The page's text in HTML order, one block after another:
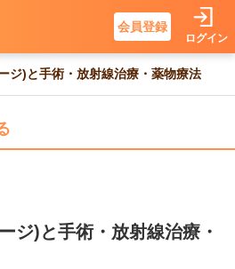
会員登録
ログイン
ジ)と手術・放射線治療・薬物療法
ジ)と手術・放射線治療・